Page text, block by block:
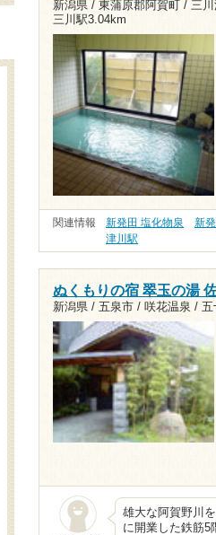
新潟県 / 東蒲原郡阿賀町 / 三
三川駅3.04km
関連情報 新発田 塩化物泉 新
津川駅
ぬくもりの宿 翠玉の湯
新潟県 / 五泉市 / 咲花温泉 / 五
雄大な阿賀野川
に開業した鉄筋